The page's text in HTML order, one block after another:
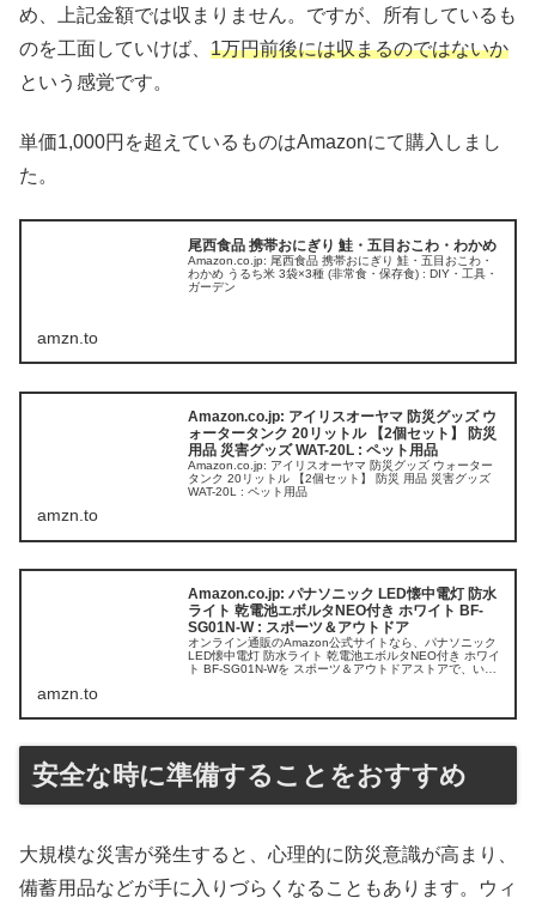
め、上記金額では収まりません。ですが、所有しているも
のを工面していけば、 1万円前後には収まるのではないか
という感覚です。
単価1,000円を超えているものはAmazonにて購入しまし
た。
尾西食品 携帯おにぎり 鮭・五目おこわ・わかめ
Amazon.co.jp: 尾西食品 携帯おにぎり 鮭・五目おこわ・
わかめ うるち米 3袋×3種 (非常食・保存食) : DIY・工具・
ガーデン
amzn.to
Amazon.co.jp: アイリスオーヤマ 防災グッズ ウ
ォータータンク 20リットル 【2個セット】 防災
用品 災害グッズ WAT-20L : ペット用品
Amazon.co.jp: アイリスオーヤマ 防災グッズ ウォーター
タンク 20リットル 【2個セット】 防災 用品 災害グッズ
WAT-20L : ペット用品
amzn.to
Amazon.co.jp: パナソニック LED懐中電灯 防水
ライト 乾電池エボルタNEO付き ホワイト BF-
SG01N-W : スポーツ＆アウトドア
オンライン通販のAmazon公式サイトなら、パナソニック
LED懐中電灯 防水ライト 乾電池エボルタNEO付き ホワイ
ト BF-SG01N-Wを スポーツ＆アウトドアストアで、いつ
amzn.to
安全な時に準備することをおすすめ
大規模な災害が発生すると、心理的に防災意識が高まり、
備蓄用品などが手に入りづらくなることもあります。ウィ